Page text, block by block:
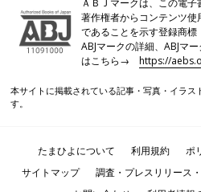
ＡＢＪマークは、この電子
著作権者からコンテンツ
であることを示す登録商標
ABJマークの詳細、ABJマ
はこちら→https://
本サイトに掲載されている記事・写真・イラス
す。
たまひよについて 利用規約 ポ
サイトマップ
調査・プレスリリース